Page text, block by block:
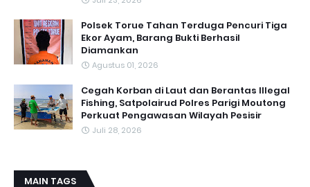
Polsek Torue Tahan Terduga Pencuri Tiga
Ekor Ayam, Barang Bukti Berhasil
Diamankan
Agustus 01, 2026
Cegah Korban di Laut dan Berantas Illegal
Fishing, Satpolairud Polres Parigi Moutong
Perkuat Pengawasan Wilayah Pesisir
Juli 28, 2026
MAIN TAGS